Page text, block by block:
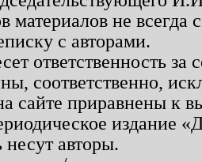
материалов не
с авторами.
ответственность
соответственно,
сайте приравнены к
издание
авторы.